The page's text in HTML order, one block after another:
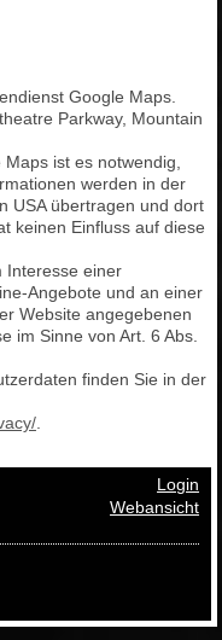
Google Maps.
Parkway, Mountain
ist es notwendig,
werden in der
USA übertragen und dort
keinen Einfluss auf diese
Interesse einer
Angebote und an einer
Website angegebenen
im Sinne von Art. 6 Abs.
finden Sie in der
.
Login
Webansicht